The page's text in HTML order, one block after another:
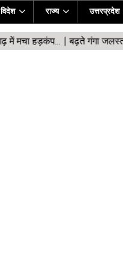
विदेश राज्य उत्तरप्रदेश